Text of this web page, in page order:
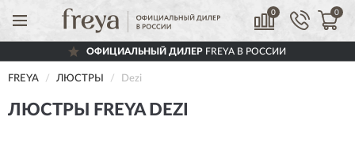
0 0
ОФИЦИАЛЬНЫЙ ДИЛЕРFREYA В РОССИИ
FREYA ЛЮСТРЫ Dezi
ЛЮСТРЫ FREYA DEZI